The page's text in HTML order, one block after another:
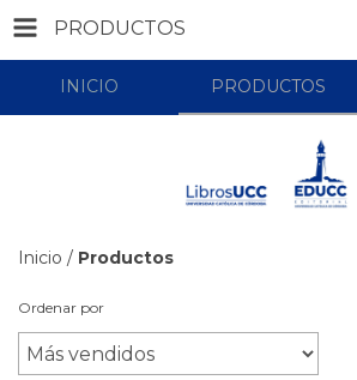
PRODUCTOS
INICIO PRODUCTOS
Inicio / Productos
Ordenar por